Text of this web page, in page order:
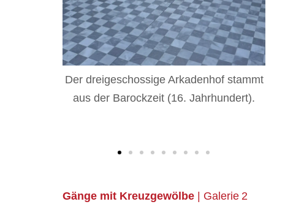
Der rechteckige Arkadenhof erhebt sich
über drei Geschosse.
Gänge mit Kreuzgewölbe | Galerie 2